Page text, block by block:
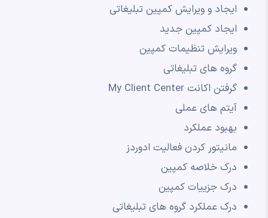
ایجاد و ویرایش کمپین تبلیغاتی
ایجاد کمپین جدید
ویرایش تنظیمات کمپین
گروه های تبلیغاتی
گرفتن اکانت My Client Center
آیتم های عملی
بهبود عملکرد
مانیتور کردن فعالیت ادوردز
درک خلاصه کمپین
درک جزییات کمپین
درک عملکرد گروه های تبلیغاتی